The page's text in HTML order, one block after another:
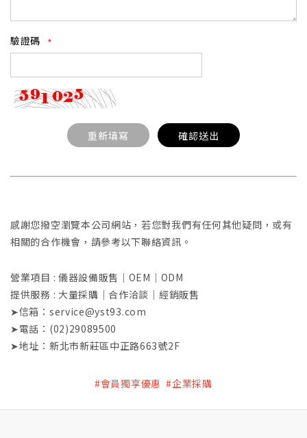
驗證碼
重新填寫 確認送出
感謝您撥空瀏覽本公司網站，若您對我們有任何其他疑問，或有
相關的合作機會，請參考以下聯絡資訊。
營業項目 : 儀器設備販售｜OEM｜ODM
提供服務 : 大量採購｜合作洽談｜經銷販售
➤信箱：service@yst93.com
➤電話：(02)29089500
➤地址：新北市新莊區中正路663號2F
#會員獨享優惠 #企業採購